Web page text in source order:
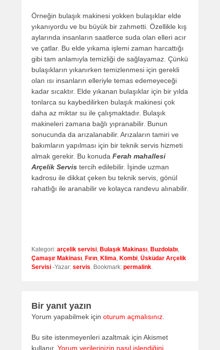
Örneğin bulaşık makinesi yokken bulaşıklar elde
yıkanıyordu ve bu büyük bir zahmetti. Özellikle kış
aylarında insanların saatlerce suda olan elleri acır
ve çatlar. Bu elde yıkama işlemi zaman harcattığı
gibi tam anlamıyla temizliği de sağlayamaz. Çünkü
bulaşıkların yıkanırken temizlenmesi için gerekli
olan ısı insanların elleriyle temas edemeyeceği
kadar sıcaktır. Elde yıkanan bulaşıklar için bir yılda
tonlarca su kaybedilirken bulaşık makinesi çok
daha az miktar su ile çalışmaktadır. Bulaşık
makineleri zamana bağlı yıpranabilir. Bunun
sonucunda da arızalanabilir. Arızaların tamiri ve
bakımların yapılması için bir teknik servis hizmeti
almak gerekir. Bu konuda Ferah mahallesi
Arçelik Servis tercih edilebilir. İşinde uzman
kadrosu ile dikkat çeken bu teknik servis, gönül
rahatlığı ile aranabilir ve kolayca randevu alınabilir.
Kategori: arçelik servisi, Bulaşık Makinası, Buzdolabı,
Çamaşır Makinası, Fırın, Klima, Kombi, Üsküdar Arçelik
Servisi -Yazar: servis. Bookmark: permalink.
Bir yanıt yazın
Yorum yapabilmek için oturum açmalısınız
Bu site istenmeyenleri azaltmak için Akismet
kullanır. Yorum verilerinizin nasıl işlendiğini